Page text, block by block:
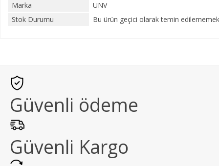
Marka
UNV
Stok Durumu
Bu ürün geçici olarak temin
Güvenli ödeme
Güvenli Kargo